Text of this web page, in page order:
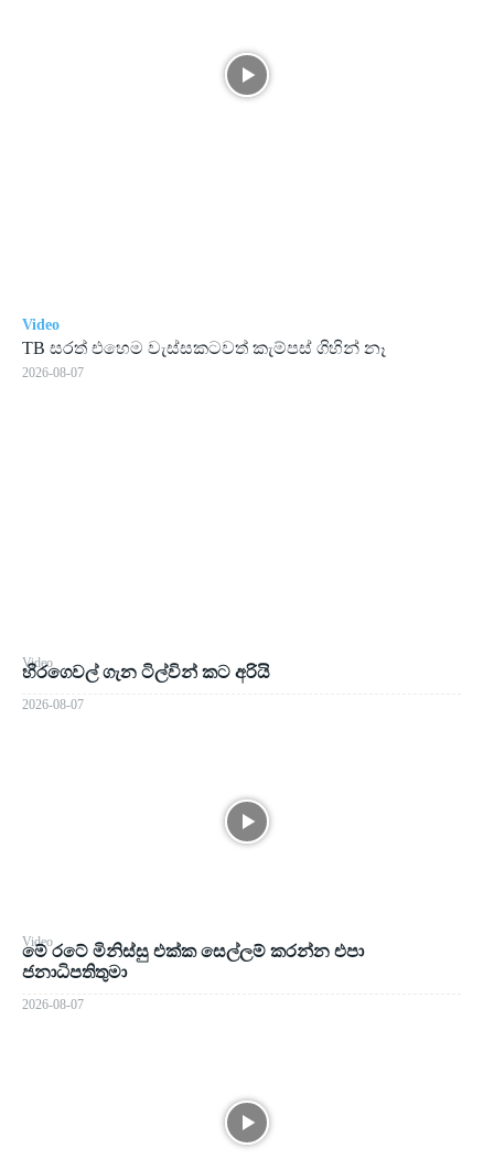
Video
හිරගෙවල් ගැන ටිල්වින් කට අරියි
2026-08-07
Video
මේ රටේ මිනිස්සු එක්ක සෙල්ලම් කරන්න එපා
ජනාධිපතිතුමා
2026-08-07
Video
TB සරත් එහෙම වැස්සකටවත් කැම්පස් ගිහින් නෑ
2026-08-07